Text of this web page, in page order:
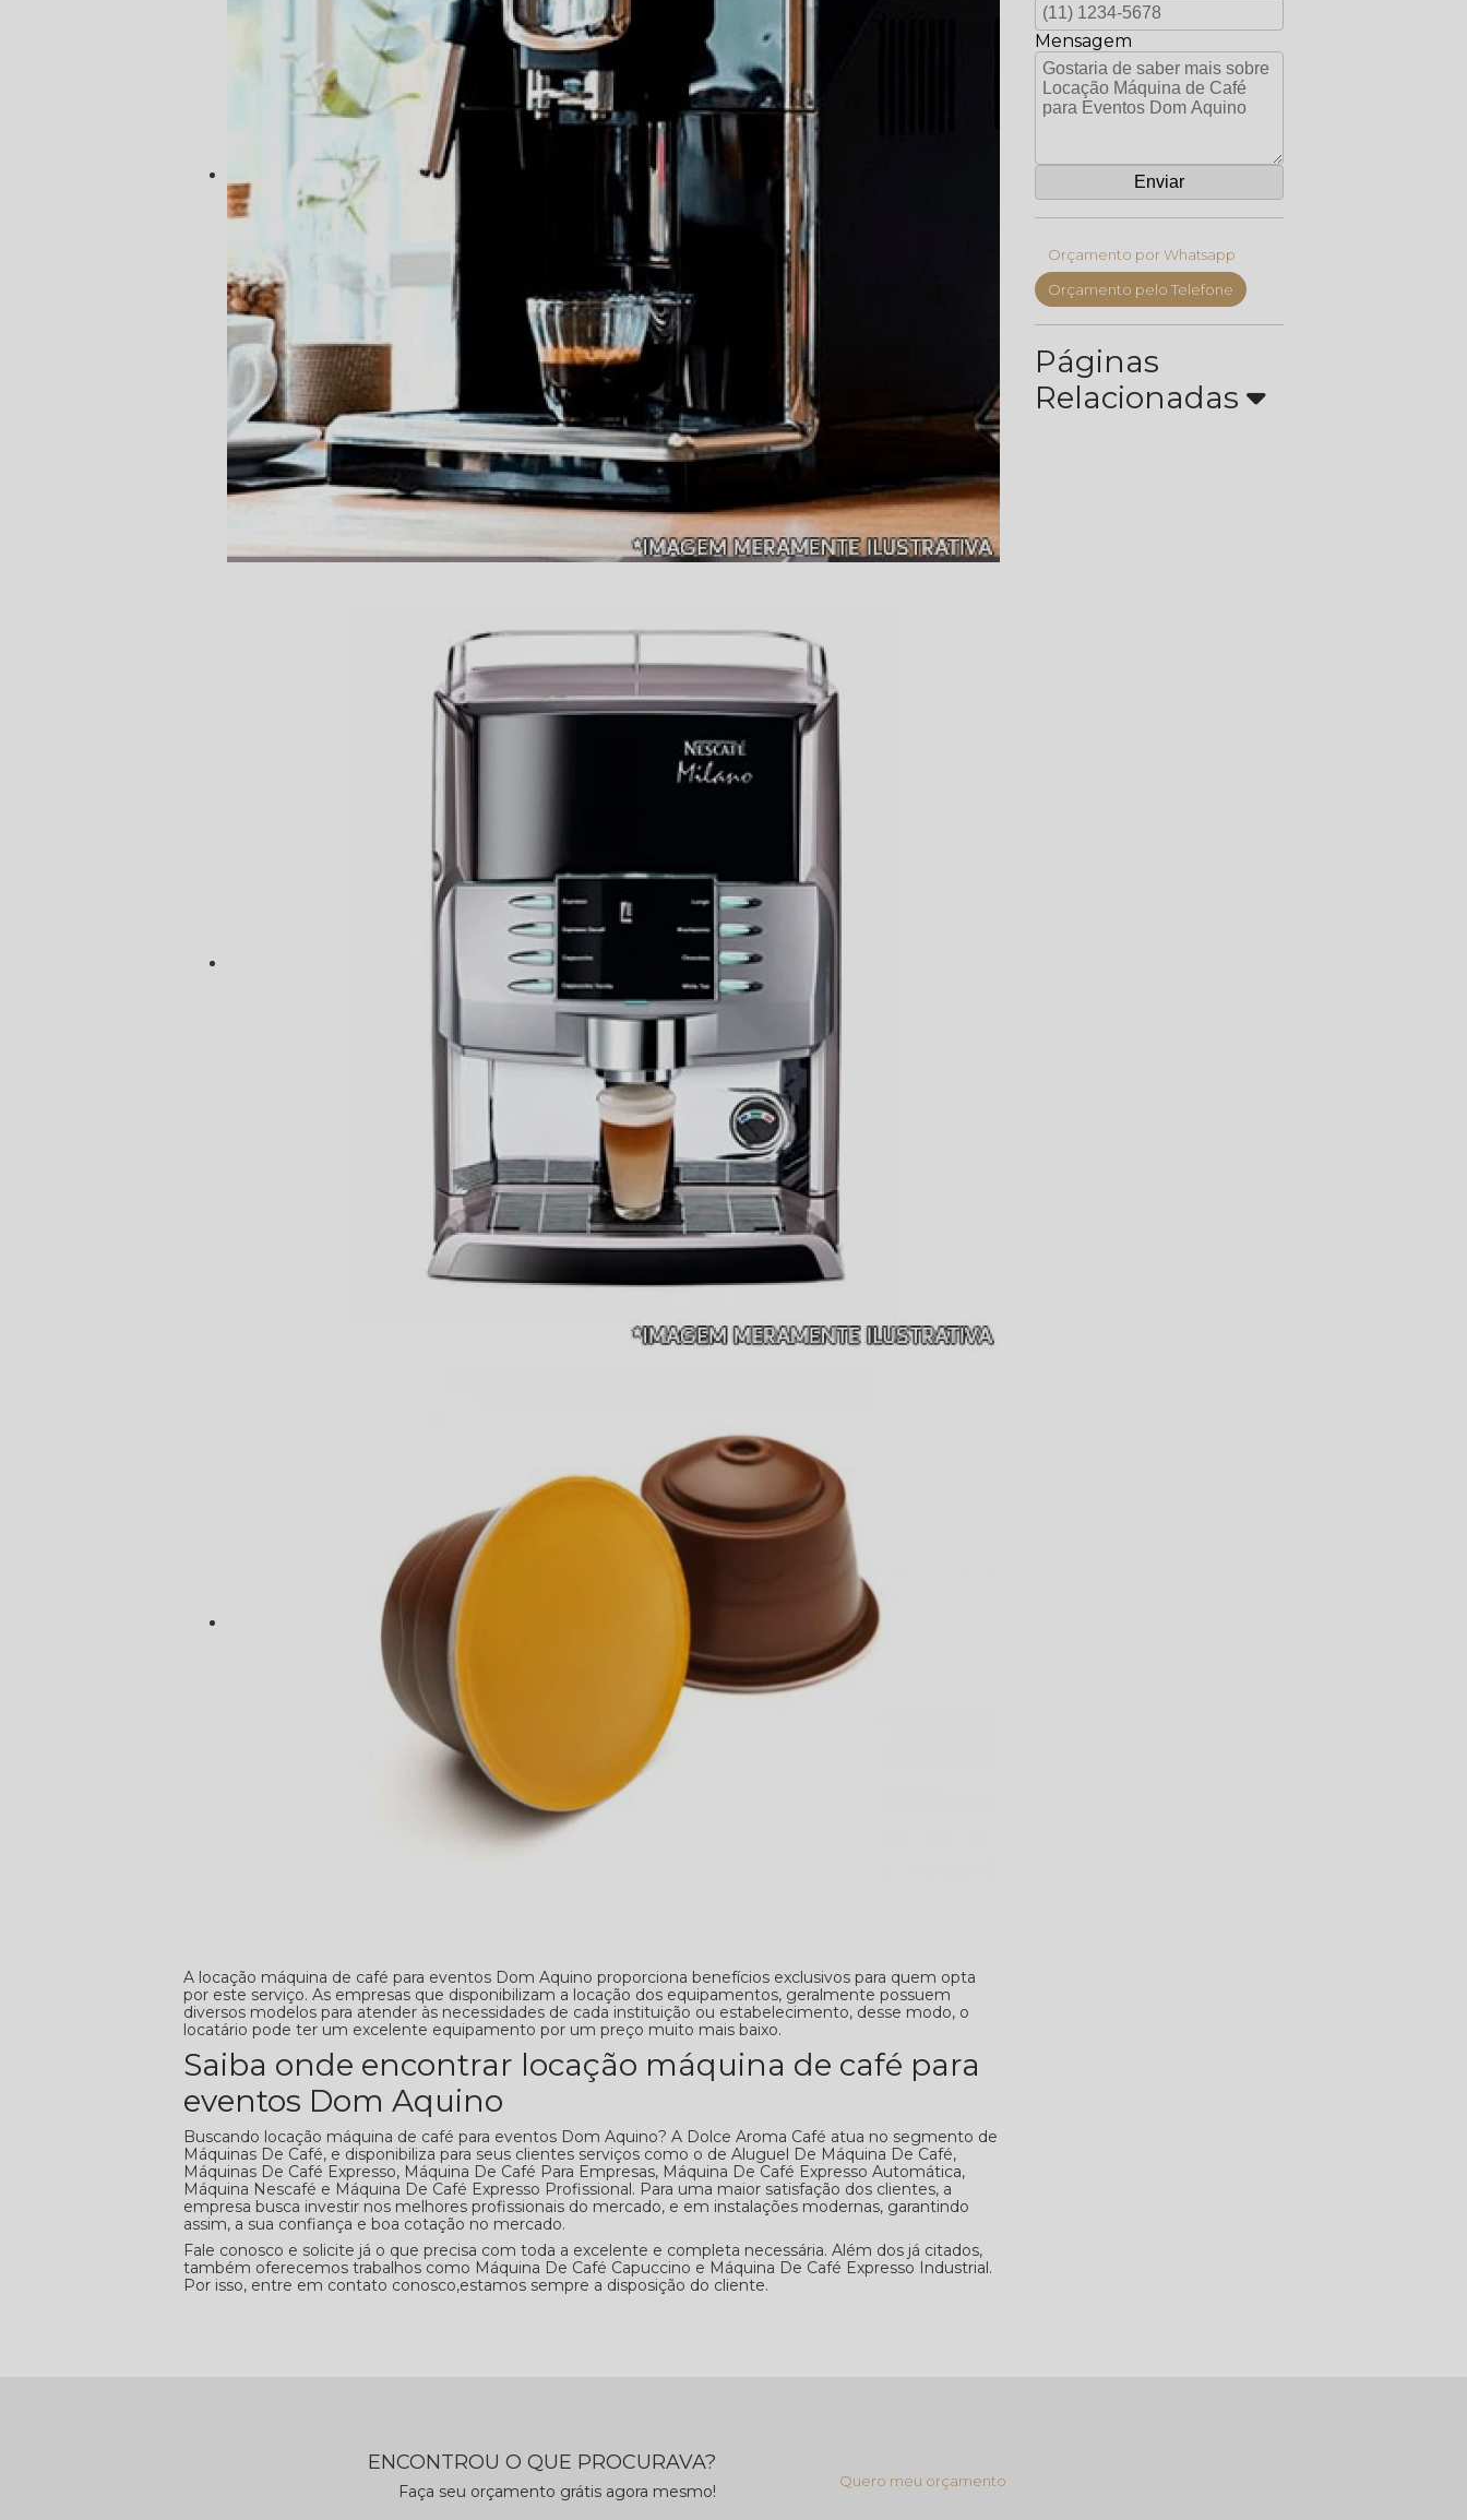
A locação máquina de café para eventos Dom Aquino proporciona benefícios exclusivos para quem opta
por este serviço. As empresas que disponibilizam a locação dos equipamentos, geralmente possuem
diversos modelos para atender às necessidades de cada instituição ou estabelecimento, desse modo, o
locatário pode ter um excelente equipamento por um preço muito mais baixo.
Saiba onde encontrar locação máquina de café para
eventos Dom Aquino
Buscando locação máquina de café para eventos Dom Aquino? A Dolce Aroma Café atua no segmento de
Máquinas De Café, e disponibiliza para seus clientes serviços como o de Aluguel De Máquina De Café,
Máquinas De Café Expresso, Máquina De Café Para Empresas, Máquina De Café Expresso Automática,
Máquina Nescafé e Máquina De Café Expresso Profissional. Para uma maior satisfação dos clientes, a
empresa busca investir nos melhores profissionais do mercado, e em instalações modernas, garantindo
assim, a sua confiança e boa cotação no mercado.
Fale conosco e solicite já o que precisa com toda a excelente e completa necessária. Além dos já citados,
também oferecemos trabalhos como Máquina De Café Capuccino e Máquina De Café Expresso Industrial.
Por isso, entre em contato conosco,estamos sempre a disposição do cliente.
Mensagem
Orçamento por Whatsapp
Orçamento pelo Telefone
Páginas
Relacionadas
ENCONTROU O QUE PROCURAVA?
Faça seu orçamento grátis agora mesmo!
Quero meu orçamento